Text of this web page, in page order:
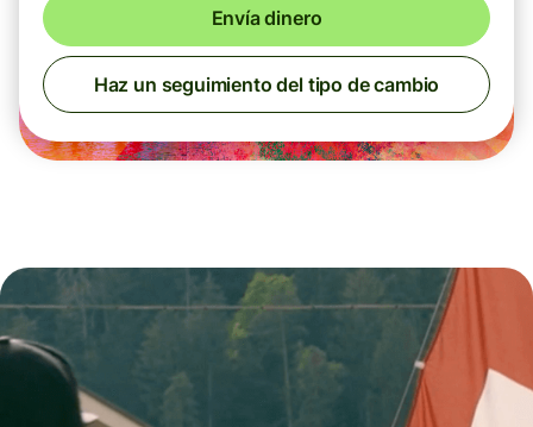
Envía dinero
Haz un seguimiento del tipo de cambio